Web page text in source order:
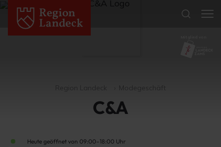
C&A
Heute geöffnet von 09:00–18:00 Uhr